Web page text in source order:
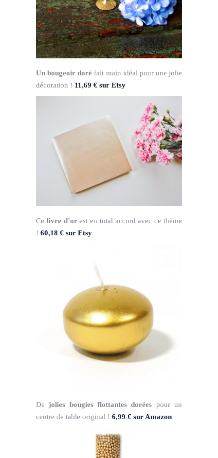
Un bougeoir doré fait main idéal pour une jolie
décoration ! 11,69 € sur Etsy
Ce livre d’orest en total accord avec ce thème
! 60,18 € sur Etsy
De jolies bougies flottantes dorées pour un
centre de table original ! 6,99 € sur Amazon